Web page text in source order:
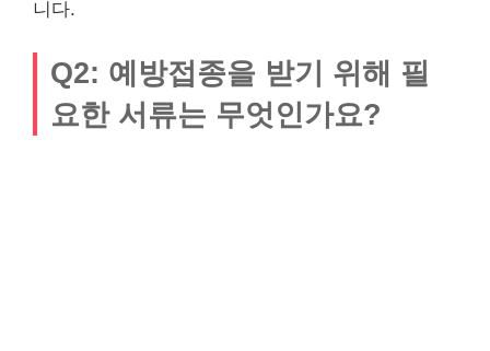
니다.
Q2: 예방접종을 받기 위해 필
요한 서류는 무엇인가요?